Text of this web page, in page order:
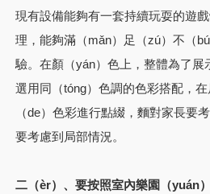
現有設備能夠有一套持續玩耍的遊
理，能夠滿（mǎn）足（zú）不（
驗。在顏（yán）色上，整體為了展
選用同（tóng）色調的色彩搭配，
（de）色彩進行點綴，麵對家長要
要考慮到局部情況。
二（èr）、要按照室內樂園（yuán